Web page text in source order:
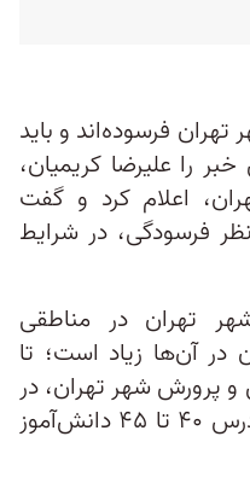
شهر تهران فرسوده‌اند و باید
را علیرضا کریمیان،
اعلام کرد و گفت
فرسودگی، در شرایط
تهران در مناطقی
در آن‌ها زیاد است؛ تا
و پرورش شهر تهران، در
برخی مدارس، در یک کلاس درس ۴۰ تا ۴۵ دانش‌آموز